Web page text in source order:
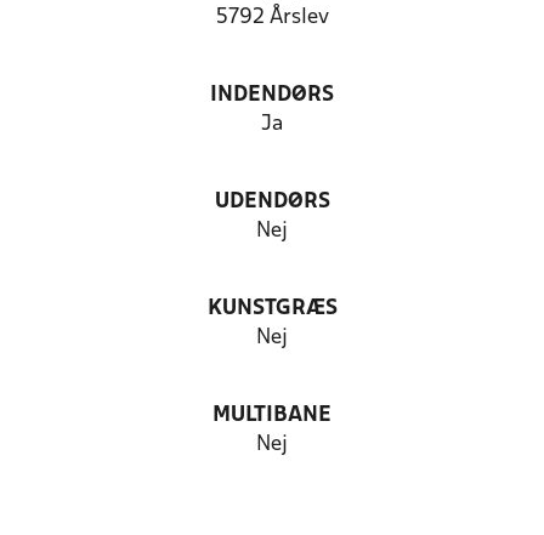
5792 Årslev
INDENDØRS
Ja
UDENDØRS
Nej
KUNSTGRÆS
Nej
MULTIBANE
Nej